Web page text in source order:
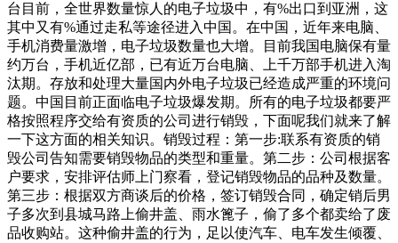
台目前，全世界数量惊人的电子垃圾中，有%出口到亚洲，这
其中又有%通过走私等途径进入中国。在中国，近年来电脑、
手机消费量激增，电子垃圾数量也大增。目前我国电脑保有量
约万台，手机近亿部，已有近万台电脑、上千万部手机进入淘
汰期。存放和处理大量国内外电子垃圾已经造成严重的环境问
题。中国目前正面临电子垃圾爆发期。所有的电子垃圾都要严
格按照程序交给有资质的公司进行销毁，下面呢我们就来了解
一下这方面的相关知识。销毁过程：第一步:联系有资质的销
毁公司告知需要销毁物品的类型和重量。第二步：公司根据客
户要求，安排评估师上门察看，登记销毁物品的品种及数量。
第三步：根据双方商谈后的价格，签订销毁合同，确定销后男
子多次到县城马路上偷井盖、雨水篦子，偷了多个都卖给了废
品收购站。这种偷井盖的行为，足以使汽车、电车发生倾覆、